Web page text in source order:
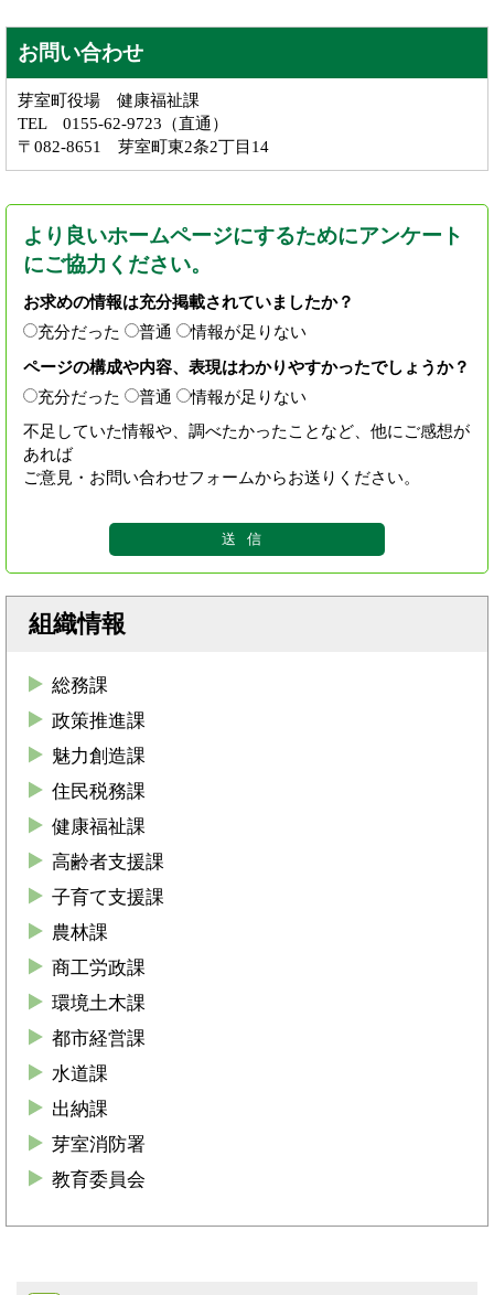
お問い合わせ
芽室町役場 健康福祉課
TEL 0155-62-9723（直通）
〒082-8651 芽室町東2条2丁目14
より良いホームページにするためにアンケート
にご協力ください。
お求めの情報は充分掲載されていましたか？
充分だった
普通
情報が足りない
ページの構成や内容、表現はわかりやすかったでしょうか？
充分だった
普通
情報が足りない
不足していた情報や、調べたかったことなど、他にご感想が
あれば
ご意見・お問い合わせフォームからお送りください。
組織情報
総務課
政策推進課
魅力創造課
住民税務課
健康福祉課
高齢者支援課
子育て支援課
農林課
商工労政課
環境土木課
都市経営課
水道課
出納課
芽室消防署
教育委員会